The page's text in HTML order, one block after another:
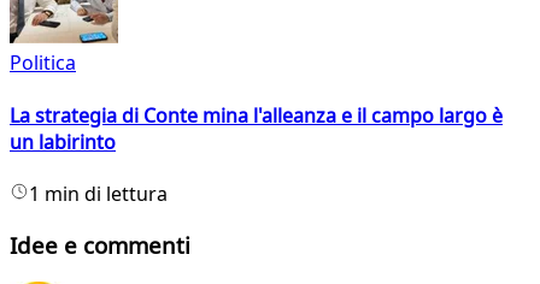
Politica
La strategia di Conte mina l'alleanza e il campo largo è
un labirinto
1 min di lettura
Idee e commenti